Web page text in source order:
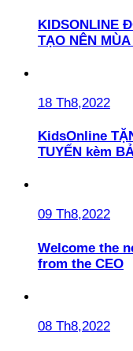
KIDSONLINE
TẠO NÊN
18 Th8,2022
KidsOnline
TUYẾN kèm
09 Th8,2022
Welcome the
from the CEO
08 Th8,2022